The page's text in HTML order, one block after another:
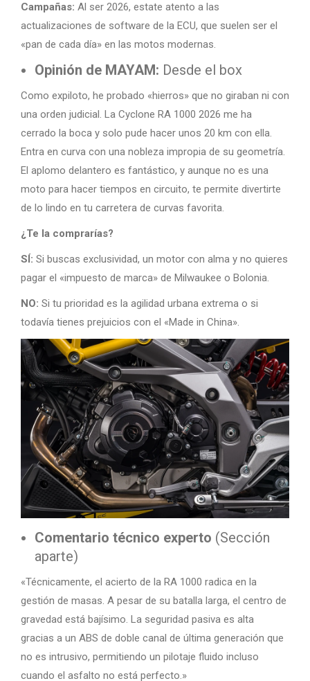
Campañas: Al ser 2026, estate atento a las
actualizaciones de software de la ECU, que suelen ser el
«pan de cada día» en las motos modernas.
Opinión de MAYAM: Desde el box
Como expiloto, he probado «hierros» que no giraban ni con
una orden judicial. La Cyclone RA 1000 2026 me ha
cerrado la boca y solo pude hacer unos 20 km con ella.
Entra en curva con una nobleza impropia de su geometría.
El aplomo delantero es fantástico, y aunque no es una
moto para hacer tiempos en circuito, te permite divertirte
de lo lindo en tu carretera de curvas favorita.
¿Te la comprarías?
SÍ: Si buscas exclusividad, un motor con alma y no quieres
pagar el «impuesto de marca» de Milwaukee o Bolonia.
NO: Si tu prioridad es la agilidad urbana extrema o si
todavía tienes prejuicios con el «Made in China».
Comentario técnico experto (Sección
aparte)
«Técnicamente, el acierto de la RA 1000 radica en la
gestión de masas. A pesar de su batalla larga, el centro de
gravedad está bajísimo. La seguridad pasiva es alta
gracias a un ABS de doble canal de última generación que
no es intrusivo, permitiendo un pilotaje fluido incluso
cuando el asfalto no está perfecto.»